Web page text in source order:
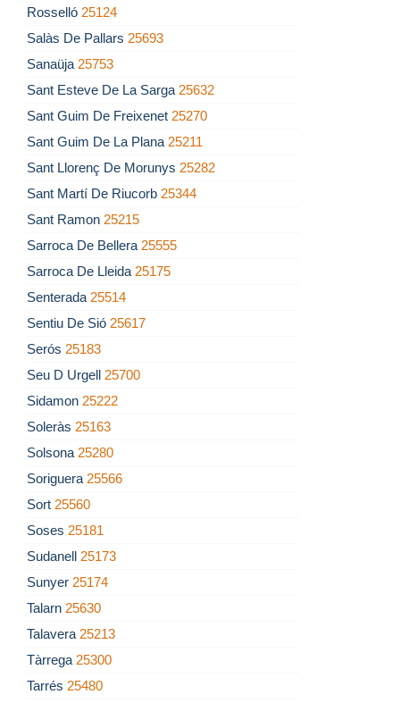
Rosselló 25124
Salàs De Pallars 25693
Sanaüja 25753
Sant Esteve De La Sarga 25632
Sant Guim De Freixenet 25270
Sant Guim De La Plana 25211
Sant Llorenç De Morunys 25282
Sant Martí De Riucorb 25344
Sant Ramon 25215
Sarroca De Bellera 25555
Sarroca De Lleida 25175
Senterada 25514
Sentiu De Sió 25617
Serós 25183
Seu D Urgell 25700
Sidamon 25222
Soleràs 25163
Solsona 25280
Soriguera 25566
Sort 25560
Soses 25181
Sudanell 25173
Sunyer 25174
Talarn 25630
Talavera 25213
Tàrrega 25300
Tarrés 25480